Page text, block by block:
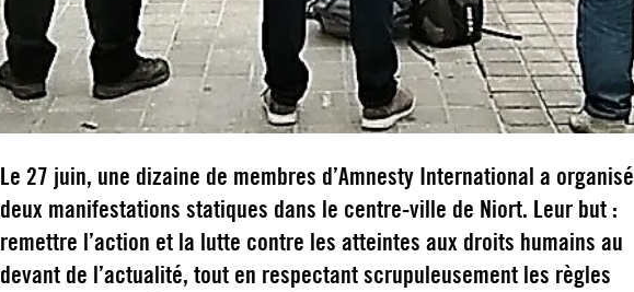
Le 27 juin, une dizaine de membres d’Amnesty International a organisé
deux manifestations statiques dans le centre-ville de Niort. Leur but :
remettre l’action et la lutte contre les atteintes aux droits humains au
devant de l’actualité, tout en respectant scrupuleusement les règles